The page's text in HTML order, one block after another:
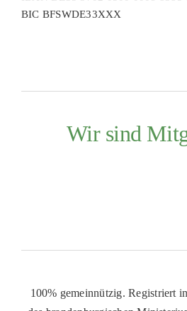
BIC BFSWDE33XXX
Wir sind
100% gemeinnützig. Registriert